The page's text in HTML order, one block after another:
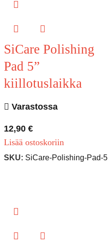
SiCare Polishing
Pad 5”
kiillotuslaikka
Varastossa
12,90 €
Lisää ostoskoriin
SKU: SiCare-Polishing-Pad-5